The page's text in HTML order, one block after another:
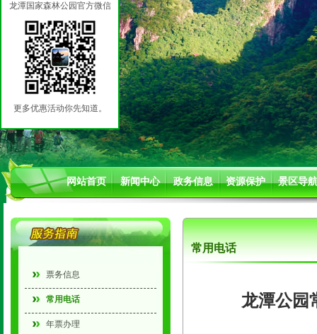
网站首页 新闻中心 政务信息 资源保护 景区导航
票务信息
常用电话
年票办理
常用电话
龙潭公园
龙潭国家森林公园官方微信
更多优惠活动你先知道。